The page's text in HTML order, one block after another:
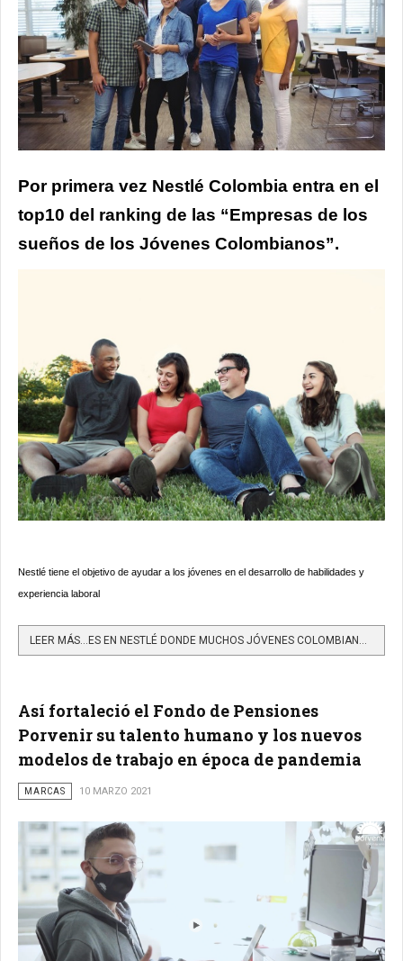
Por primera vez Nestlé Colombia entra en el
top10 del ranking de las “Empresas de los
sueños de los Jóvenes Colombianos”.
Nestlé tiene el objetivo de ayudar a los jóvenes en el desarrollo de habilidades y
experiencia laboral
Así fortaleció el Fondo de Pensiones
Porvenir su talento humano y los nuevos
modelos de trabajo en época de pandemia
MARCAS 10 MARZO 2021